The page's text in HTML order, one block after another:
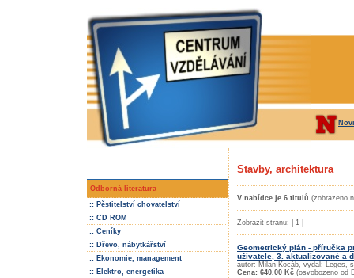
Odborná literatura
:: Pěstitelství chovatelství
:: CD ROM
:: Ceníky
:: Dřevo, nábytkářství
:: Ekonomie, management
:: Elektro, energetika
Stavby, architektura
V nabídce je 6 titulů (zobrazeno
Zobrazit stranu: | 1 |
Geometrický plán - příručka
uživatele, 3. aktualizované a
autor: Milan Kocáb, vydal: Leges,
Cena: 640,00 Kč (osvobozeno od